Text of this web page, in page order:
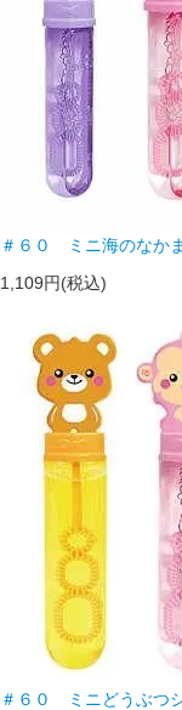
＃６０ ミニ海のなか
1,109円(税込)
＃６０ ミニどうぶつ